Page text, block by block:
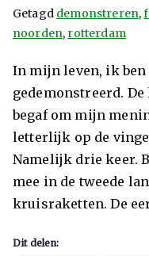
Getagd demonstreren,
noorden, rotterdam
In mijn leven, ik ben
gedemonstreerd.
begaf om mijn
letterlijk op de
Namelijk drie keer.
mee in de tweede
kruisraketten. De
Dit delen: